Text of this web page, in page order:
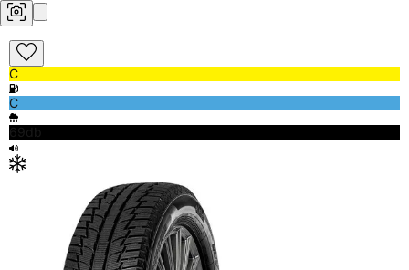
C
C
69db